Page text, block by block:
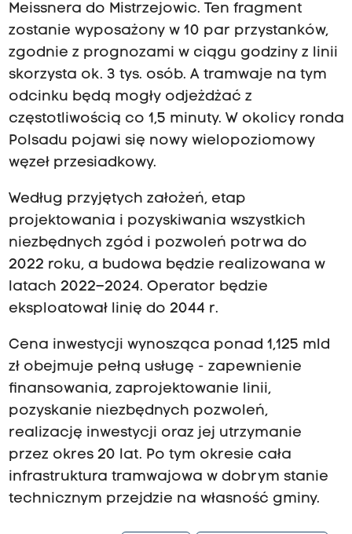
Meissnera do Mistrzejowic. Ten fragment
zostanie wyposażony w 10 par przystanków,
zgodnie z prognozami w ciągu godziny z linii
skorzysta ok. 3 tys. osób. A tramwaje na tym
odcinku będą mogły odjeżdżać z
częstotliwością co 1,5 minuty. W okolicy ronda
Polsadu pojawi się nowy wielopoziomowy
węzeł przesiadkowy.
Według przyjętych założeń, etap
projektowania i pozyskiwania wszystkich
niezbędnych zgód i pozwoleń potrwa do
2022 roku, a budowa będzie realizowana w
latach 2022–2024. Operator będzie
eksploatował linię do 2044 r.
Cena inwestycji wynosząca ponad 1,125 mld
zł obejmuje pełną usługę - zapewnienie
finansowania, zaprojektowanie linii,
pozyskanie niezbędnych pozwoleń,
realizację inwestycji oraz jej utrzymanie
przez okres 20 lat. Po tym okresie cała
infrastruktura tramwajowa w dobrym stanie
technicznym przejdzie na własność gminy.